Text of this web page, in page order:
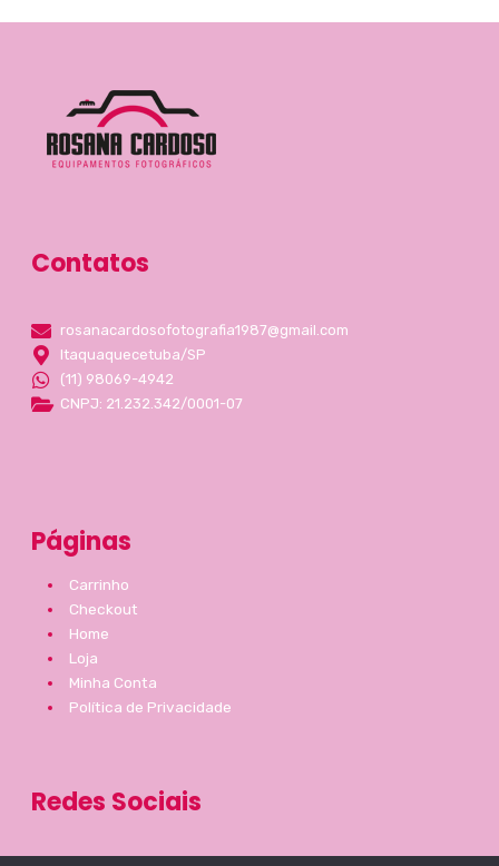
Contatos
rosanacardosofotografia1987@gmail.com
Itaquaquecetuba/SP
(11) 98069-4942
CNPJ: 21.232.342/0001-07
Páginas
Carrinho
Checkout
Home
Loja
Minha Conta
Política de Privacidade
Redes Sociais